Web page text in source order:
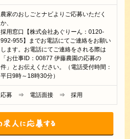
農家のおしごとナビよりご応募いただく
か、
採用窓口【株式会社あぐりーん：0120-
992-955】までお電話にてご連絡をお願い
します。お電話にてご連絡をされる際は
「お仕事ID：00877 伊藤農園の応募の
件」とお伝えください。（電話受付時間：
平日9時～18時30分）
応募 ⇒ 電話面接 ⇒ 採用